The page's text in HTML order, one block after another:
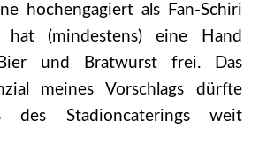
hochengagiert als Fan-Schiri
hat (mindestens) eine Hand
und Bratwurst frei. Das
meines Vorschlags dürfte
des Stadioncaterings weit